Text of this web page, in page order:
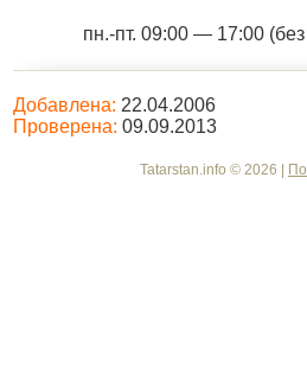
пн.-пт. 09:00 — 17:00
Добавлена: 22.04.2006
Проверена: 09.09.2013
Tatarstan.info © 2026 |